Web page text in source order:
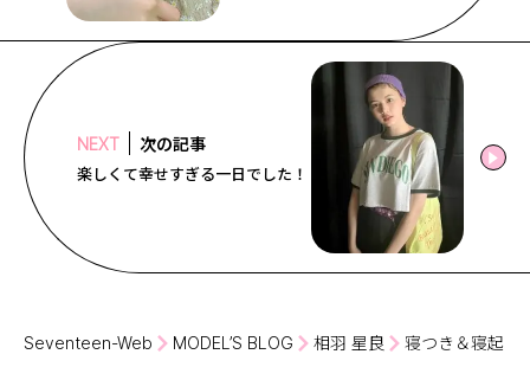
NEXT 次の記事
楽しくて幸せすぎる一日でした！
Seventeen-Web MODEL’S BLOG 相羽 星良 寝つき＆寝起き